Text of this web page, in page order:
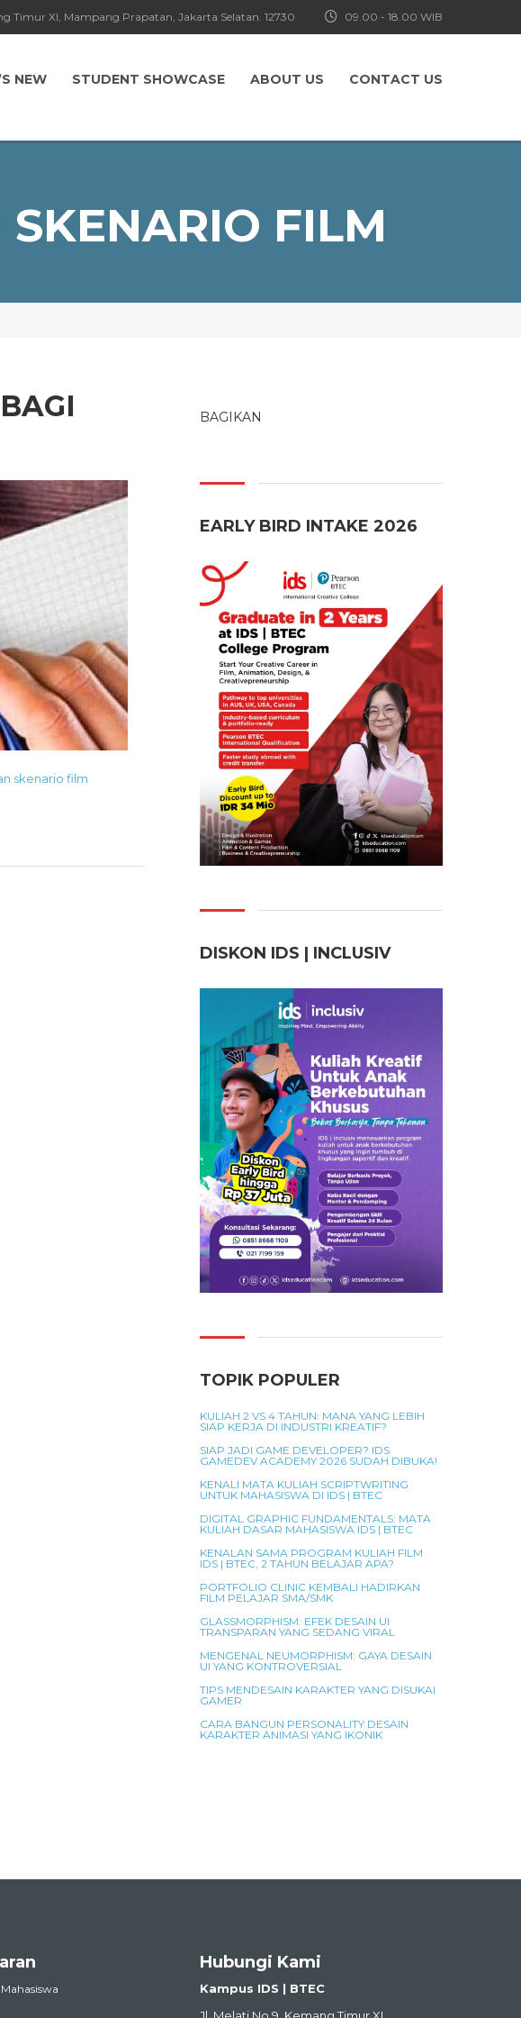
09.00 - 18.00 WIB
Timur XI, Mampang Prapatan, Jakarta Selatan. 12730
NEW STUDENT SHOWCASE ABOUT US CONTACT US
FILM
skenario film
BAGIKAN
EARLY BIRD INTAKE 2026
DISKON IDS | INCLUSIV
TOPIK POPULER
KULIAH 2 VS 4 TAHUN: MANA YANG LEBIH
SIAP KERJA DI INDUSTRI KREATIF?
SIAP JADI GAME DEVELOPER? IDS
GAMEDEV ACADEMY 2026 SUDAH DIBUKA!
KENALI MATA KULIAH SCRIPTWRITING
UNTUK MAHASISWA DI IDS | BTEC
DIGITAL GRAPHIC FUNDAMENTALS: MATA
KULIAH DASAR MAHASISWA IDS | BTEC
KENALAN SAMA PROGRAM KULIAH FILM
IDS | BTEC, 2 TAHUN BELAJAR APA?
PORTFOLIO CLINIC KEMBALI HADIRKAN
FILM PELAJAR SMA/SMK
GLASSMORPHISM: EFEK DESAIN UI
TRANSPARAN YANG SEDANG VIRAL
MENGENAL NEUMORPHISM: GAYA DESAIN
UI YANG KONTROVERSIAL
TIPS MENDESAIN KARAKTER YANG DISUKAI
GAMER
CARA BANGUN PERSONALITY DESAIN
KARAKTER ANIMASI YANG IKONIK
Hubungi Kami
Kampus IDS | BTEC
Jl. Melati No.9, Kemang Timur XI,